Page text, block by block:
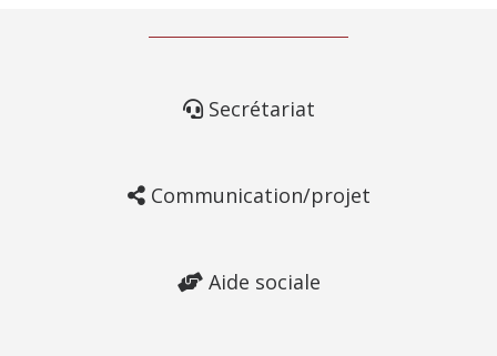
Secrétariat
Communication/projet
Aide sociale